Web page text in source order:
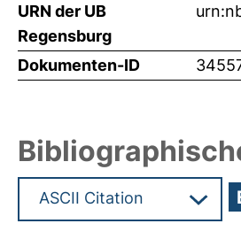
URN der UB
Regensburg
Dokumenten-ID